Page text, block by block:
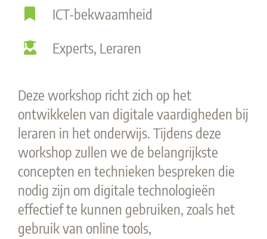
ICT-bekwaamheid
Experts, Leraren
Deze workshop richt zich op het
ontwikkelen van digitale vaardigheden bij
leraren in het onderwijs. Tijdens deze
workshop zullen we de belangrijkste
concepten en technieken bespreken die
nodig zijn om digitale technologieën
effectief te kunnen gebruiken, zoals het
gebruik van online tools,